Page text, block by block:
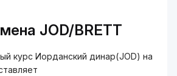
JOD/BRETT
курс Иорданский динар(JOD) на